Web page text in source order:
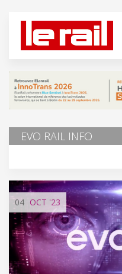
EVO RAIL INFO
04 OCT '23